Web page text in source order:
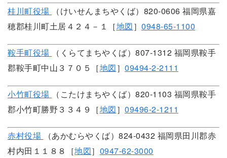
桂川町役場
（けいせんまちやくば）820-0606 福岡県嘉
穂郡桂川町土居４２４－１［地図］ 0948-65-1100
鞍手町役場
（くらてまちやくば）807-1312 福岡県鞍手
郡鞍手町中山３７０５［地図］ 09494-2-2111
小竹町役場
（こたけまちやくば）820-1103 福岡県鞍手
郡小竹町勝野３３４９［地図］ 09496-2-1211
赤村役場
（あかむらやくば）824-0432 福岡県田川郡赤
村内田１１８８［地図］ 0947-62-3000